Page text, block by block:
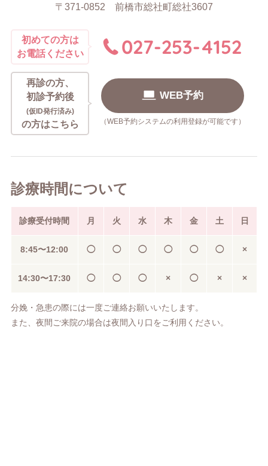
〒371-0852 前橋市総社町総社3607
初めての方は
お電話ください
027-253-4152
再診の方、
初診予約後
(仮ID発行済み)
の方はこちら
WEB予約
（WEB予約システムの利用登録が可能です）
診療時間について
診療受付時間 月 火 水 木 金 土 日
8:45〜12:00 ◯ ◯ ◯ ◯ ◯ ◯ ×
14:30〜17:30 ◯ ◯ ◯ × ◯ × ×
分娩・急患の際には一度ご連絡お願いいたします。
また、夜間ご来院の場合は夜間入り口をご利用ください。